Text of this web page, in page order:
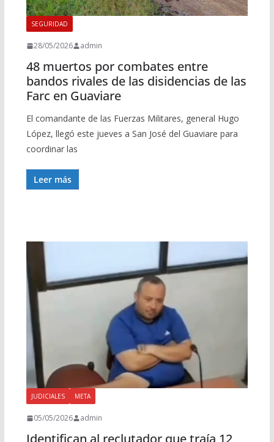
SEGURIDAD
28/05/2026 admin
48 muertos por combates entre
bandos rivales de las disidencias de las
Farc en Guaviare
El comandante de las Fuerzas Militares, general Hugo
López, llegó este jueves a San José del Guaviare para
coordinar las
Leer más
JUDICIALES META
05/05/2026 admin